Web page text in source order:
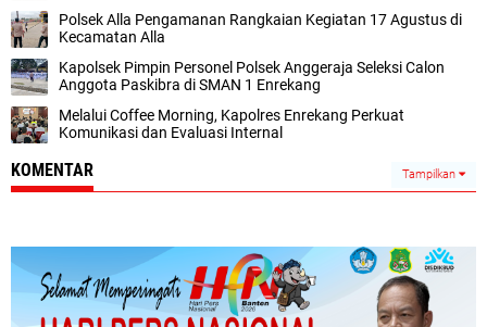
Polsek Alla Pengamanan Rangkaian Kegiatan 17 Agustus di
Kecamatan Alla
Kapolsek Pimpin Personel Polsek Anggeraja Seleksi Calon
Anggota Paskibra di SMAN 1 Enrekang
Melalui Coffee Morning, Kapolres Enrekang Perkuat
Komunikasi dan Evaluasi Internal
KOMENTAR Tampilkan